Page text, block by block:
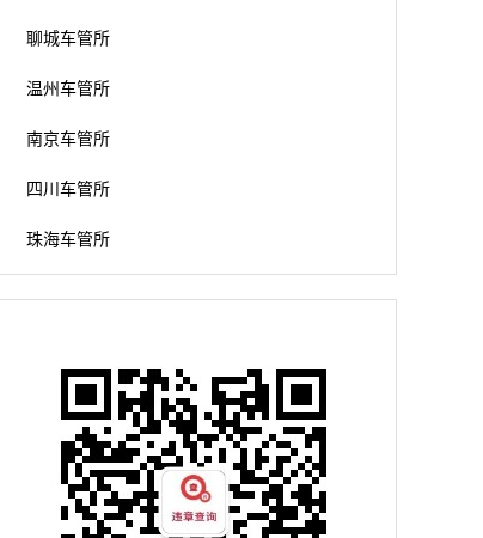
聊城车管所
温州车管所
南京车管所
四川车管所
珠海车管所